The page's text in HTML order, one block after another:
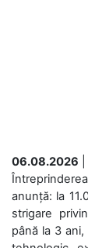
06.08.2026
anunță: la
strigare
până la 3